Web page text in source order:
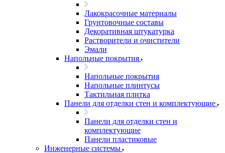
Лакокрасочные материалы
Грунтовочные составы
Декоративная штукатурка
Растворители и очистители
Эмали
Напольные покрытия
Напольные покрытия
Напольные плинтусы
Тактильная плитка
Панели для отделки стен и комплектующие
Панели для отделки стен и
комплектующие
Панели пластиковые
Инженерные системы